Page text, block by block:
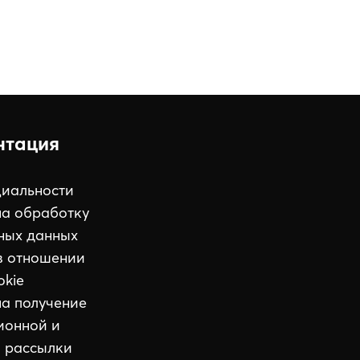
обработку
данных
отношении
получение
и